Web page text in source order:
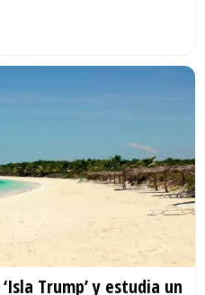
Trump’ y estudia un